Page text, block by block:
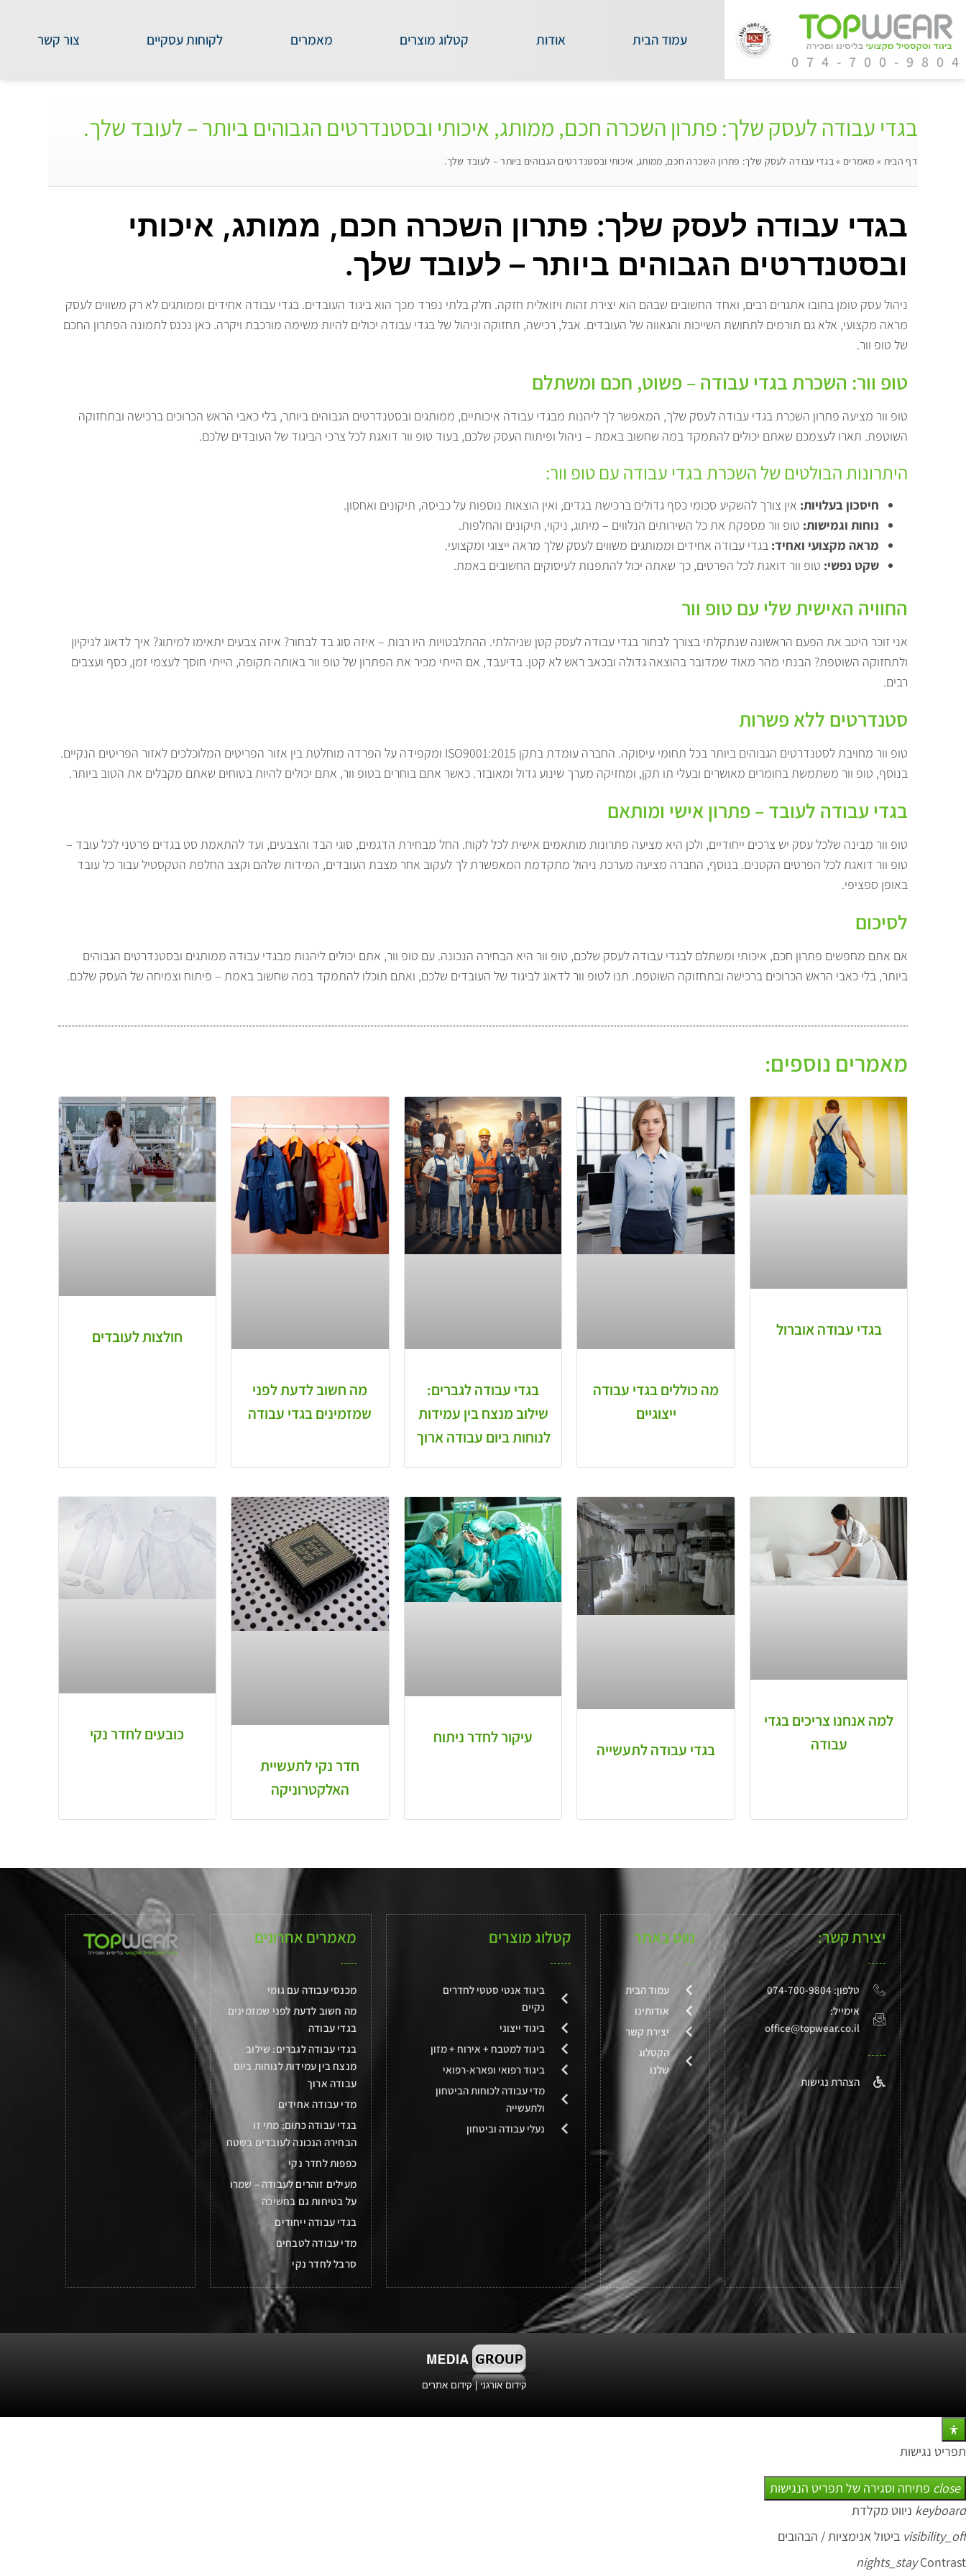
074-700-9804
עמוד הבית אודות קטלוג מוצרים מאמרים לקוחות עסקיים צור קשר
בגדי עבודה לעסק שלך: פתרון השכרה חכם, ממותג, איכותי ובסטנדרטים הגבוהים ביותר – לעובד שלך.
דף הבית » מאמרים »בגדי עבודה לעסק שלך: פתרון השכרה חכם, ממותג, איכותי ובסטנדרטים הגבוהים ביותר – לעובד שלך.
בגדי עבודה לעסק שלך: פתרון השכרה חכם, ממותג, איכותי
ובסטנדרטים הגבוהים ביותר – לעובד שלך.
ניהול עסק טומן בחובו אתגרים רבים, ואחד החשובים שבהם הוא יצירת זהות ויזואלית חזקה. חלק בלתי נפרד מכך הוא ביגוד העובדים. בגדי עבודה אחידים וממותגים לא רק משווים לעסק
מראה מקצועי, אלא גם תורמים לתחושת השייכות והגאווה של העובדים. אבל, רכישה, תחזוקה וניהול של בגדי עבודה יכולים להיות משימה מורכבת ויקרה. כאן נכנס לתמונה הפתרון החכם
של טופ וור.
טופ וור: השכרת בגדי עבודה – פשוט, חכם ומשתלם
טופ וור מציעה פתרון השכרת בגדי עבודה לעסק שלך, המאפשר לך ליהנות מבגדי עבודה איכותיים, ממותגים ובסטנדרטים הגבוהים ביותר, בלי כאבי הראש הכרוכים ברכישה ובתחזוקה
השוטפת. תארו לעצמכם שאתם יכולים להתמקד במה שחשוב באמת – ניהול ופיתוח העסק שלכם, בעוד טופ וור דואגת לכל צרכי הביגוד של העובדים שלכם.
היתרונות הבולטים של השכרת בגדי עבודה עם טופ וור:
חיסכון בעלויות: אין צורך להשקיע סכומי כסף גדולים ברכישת בגדים, ואין הוצאות נוספות על כביסה, תיקונים ואחסון.
נוחות וגמישות: טופ וור מספקת את כל השירותים הנלווים – מיתוג, ניקוי, תיקונים והחלפות.
מראה מקצועי ואחיד: בגדי עבודה אחידים וממותגים משווים לעסק שלך מראה ייצוגי ומקצועי.
שקט נפשי: טופ וור דואגת לכל הפרטים, כך שאתה יכול להתפנות לעיסוקים החשובים באמת.
החוויה האישית שלי עם טופ וור
אני זוכר היטב את הפעם הראשונה שנתקלתי בצורך לבחור בגדי עבודה לעסק קטן שניהלתי. ההתלבטויות היו רבות – איזה סוג בד לבחור? איזה צבעים יתאימו למיתוג? איך לדאוג לניקיון
ולתחזוקה השוטפת? הבנתי מהר מאוד שמדובר בהוצאה גדולה ובכאב ראש לא קטן. בדיעבד, אם הייתי מכיר את הפתרון של טופ וור באותה תקופה, הייתי חוסך לעצמי זמן, כסף ועצבים
רבים.
סטנדרטים ללא פשרות
טופ וור מחויבת לסטנדרטים הגבוהים ביותר בכל תחומי עיסוקה. החברה עומדת בתקן ISO9001:2015 ומקפידה על הפרדה מוחלטת בין אזור הפריטים המלוכלכים לאזור הפריטים הנקיים.
בנוסף, טופ וור משתמשת בחומרים מאושרים ובעלי תו תקן, ומחזיקה מערך שינוע גדול ומאובזר. כאשר אתם בוחרים בטופ וור, אתם יכולים להיות בטוחים שאתם מקבלים את הטוב ביותר.
בגדי עבודה לעובד – פתרון אישי ומותאם
טופ וור מבינה שלכל עסק יש צרכים ייחודיים, ולכן היא מציעה פתרונות מותאמים אישית לכל לקוח. החל מבחירת הדגמים, סוגי הבד והצבעים, ועד להתאמת סט בגדים פרטני לכל עובד –
טופ וור דואגת לכל הפרטים הקטנים. בנוסף, החברה מציעה מערכת ניהול מתקדמת המאפשרת לך לעקוב אחר מצבת העובדים, המידות שלהם וקצב החלפת הטקסטיל עבור כל עובד
באופן ספציפי.
לסיכום
אם אתם מחפשים פתרון חכם, איכותי ומשתלם לבגדי עבודה לעסק שלכם, טופ וור היא הבחירה הנכונה. עם טופ וור, אתם יכולים ליהנות מבגדי עבודה ממותגים ובסטנדרטים הגבוהים
ביותר, בלי כאבי הראש הכרוכים ברכישה ובתחזוקה השוטפת. תנו לטופ וור לדאוג לביגוד של העובדים שלכם, ואתם תוכלו להתמקד במה שחשוב באמת – פיתוח וצמיחה של העסק שלכם.
מאמרים נוספים:
בגדי עבודה אוברול
מה כוללים בגדי עבודה
ייצוגיים
בגדי עבודה לגברים:
שילוב מנצח בין עמידות
לנוחות ביום עבודה ארוך
מה חשוב לדעת לפני
שמזמינים בגדי עבודה
חולצות לעובדים
למה אנחנו צריכים בגדי
עבודה
בגדי עבודה לתעשייה
עיקור לחדר ניתוח
חדר נקי לתעשיית
האלקטרוניקה
כובעים לחדר נקי
יצירת קשר:
טלפון: 074-700-9804
אימייל:
office@topwear.co.il
הצהרת נגישות
נווט באתר
עמוד הבית
אודותינו
יצירת קשר
הקטלוג
שלנו
קטלוג מוצרים
ביגוד אנטי סטטי לחדרים
נקיים
ביגוד ייצוגי
ביגוד למטבח + אירוח + מזון
ביגוד רפואי ופארא-רפואי
מדי עבודה לכוחות הביטחון
ולתעשייה
נעלי עבודה וביטחון
מאמרים אחרונים
מכנסי עבודה עם גומי
מה חשוב לדעת לפני שמזמינים
בגדי עבודה
בגדי עבודה לגברים: שילוב
מנצח בין עמידות לנוחות ביום
עבודה ארוך
מדי עבודה אחידים
בגדי עבודה כתום: מתי זו
הבחירה הנכונה לעובדים בשטח
כפפות לחדר נקי
מעילים זוהרים לעבודה – שמרו
על בטיחות גם בחשיכה
בגדי עבודה ייחודים
מדי עבודה לטבחים
סרבל לחדר נקי
קידום אורגני|קידום אתרים
תפריט נגישות
close פתיחה וסגירה של תפריט הנגישות
keyboard ניווט מקלדת
visibility_off ביטול אנימציות / הבהובים
nights_stay Contrast